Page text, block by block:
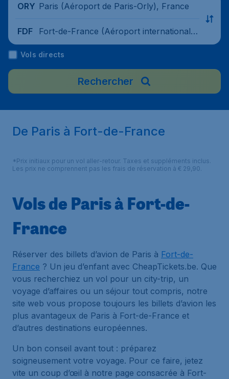
ORY Paris (Aéroport de Paris-Orly), France
FDF
Fort-de-France (Aéroport international
Martinique Aimé Césaire), Martinique
Vols directs
Rechercher
De Paris à Fort-de-France
*Prix initiaux pour un vol aller-retour. Taxes et suppléments inclus.
Les prix ne comprennent pas les frais de réservation à € 29,90.
Vols de Paris à Fort-de-
France
Réserver des billets d’avion de Paris à Fort-de-
France ? Un jeu d’enfant avec CheapTickets.be. Que
vous recherchiez un vol pour un city-trip, un
voyage d’affaires ou un séjour tout compris, notre
site web vous propose toujours les billets d’avion les
plus avantageux de Paris à Fort-de-France et
d’autres destinations européennes.
Un bon conseil avant tout : préparez
soigneusement votre voyage. Pour ce faire, jetez
vite un coup d’œil à notre page consacrée à Fort-